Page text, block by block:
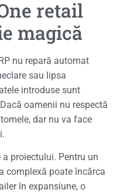
retail
magică
nu repară automat
sau lipsa
introduse sunt
oamenii nu respectă
dar nu va face
proiectului. Pentru un
complexă poate încărca
în expansiune, o